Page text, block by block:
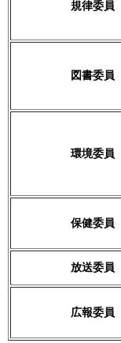
規律委員
図書委員
環境委員
保健委員
放送委員
広報委員